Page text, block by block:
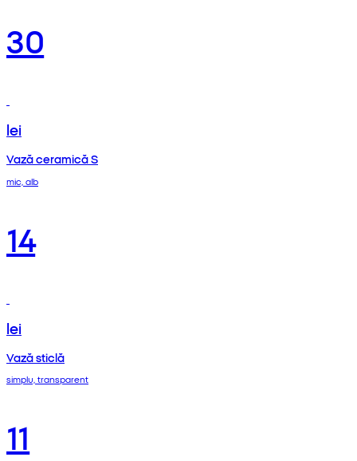
30
lei
Vază ceramică S
mic, alb
14
lei
Vază sticlă
simplu, transparent
11